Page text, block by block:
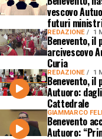
vescovo
futuri
REDAZIONE 1
Benevento, il
arcivescovo
Curia
REDAZIONE 1
Benevento, il
Autuoro:
Cattedrale
GIAMMARCO
Benevento
Autuoro: